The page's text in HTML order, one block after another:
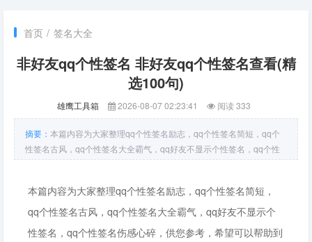
首页 / 签名大全
非好友qq个性签名 非好友qq个性签名查看(精
选100句)
雄鹰工具箱 2026-08-07 02:23:41 阅读 333
摘要： 本篇内容为大家整理qq个性签名励志，qq个性签名简短，qq个
性签名古风，qq个性签名大全霸气，qq好友不显示个性签名，qq个性
签名伤感心碎，供您参考，希望可以帮助到有需要的朋友。非好友qq个
到任何借口而烦恼。
本篇内容为大家整理qq个性签名励志，qq个性签名简短，
qq个性签名古风，qq个性签名大全霸气，qq好友不显示个
性签名，qq个性签名伤感心碎，供您参考，希望可以帮助到